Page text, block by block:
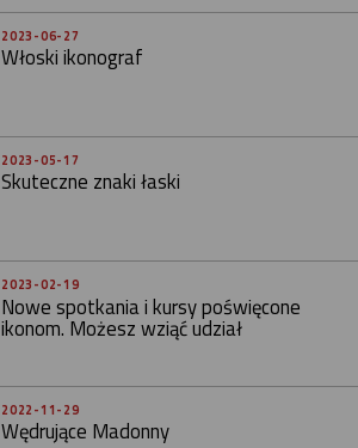
2023-06-27
Włoski ikonograf
2023-05-17
Skuteczne znaki łaski
2023-02-19
Nowe spotkania i kursy poświęcone
ikonom. Możesz wziąć udział
2022-11-29
Wędrujące Madonny